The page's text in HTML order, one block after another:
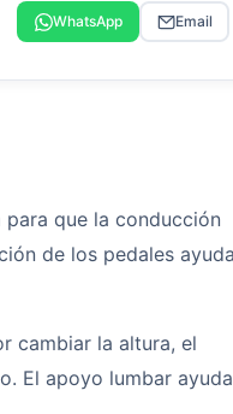
WhatsApp Email
para que la conducción
de los pedales
cambiar la altura, el
El apoyo lumbar